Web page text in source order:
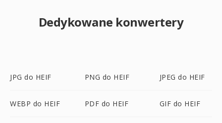
Dedykowane konwertery
JPG do HEIF PNG do HEIF JPEG do HEIF
WEBP do HEIF PDF do HEIF GIF do HEIF